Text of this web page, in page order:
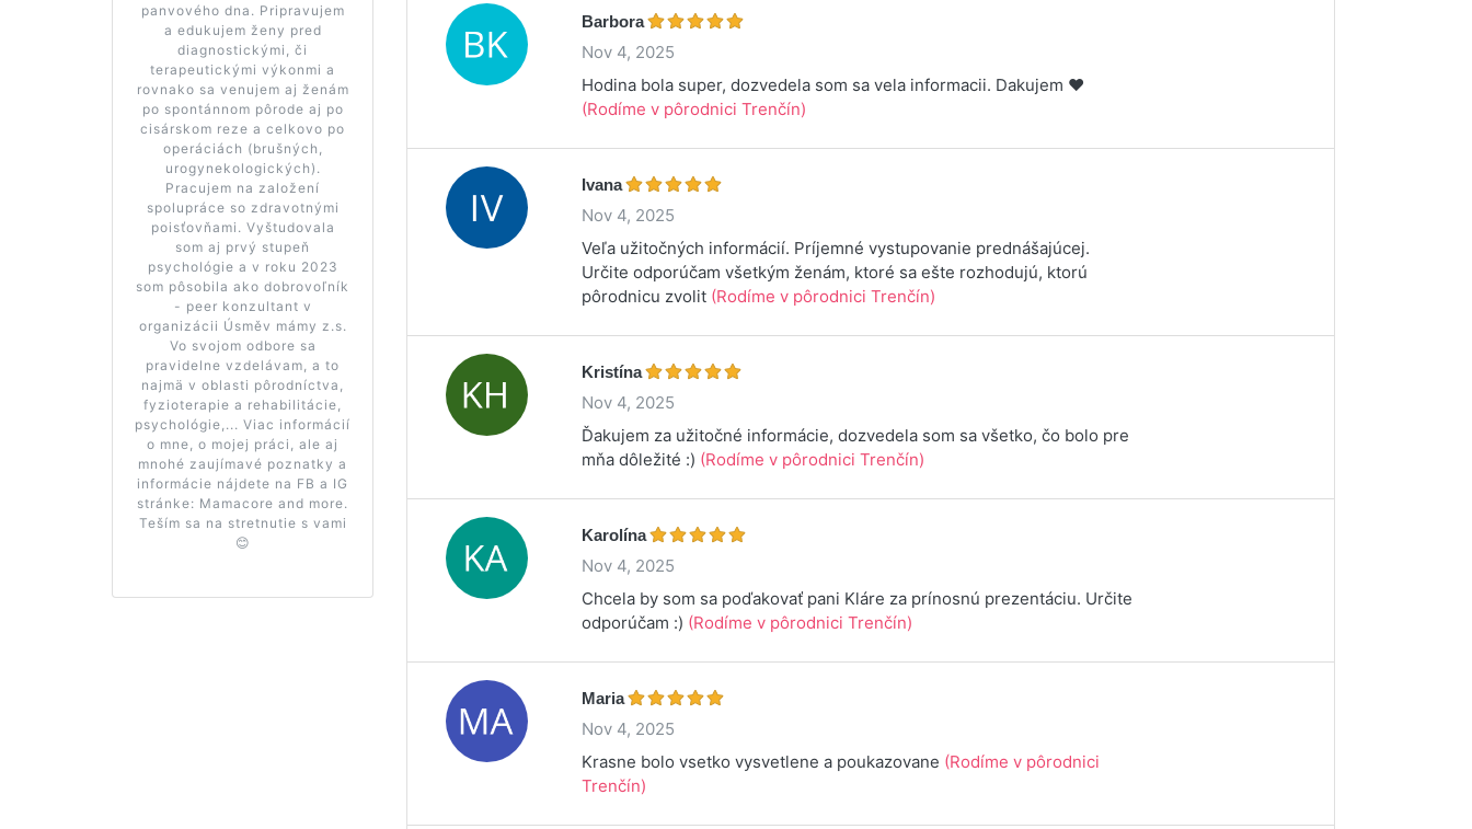
panvového dna. Pripravujem
a edukujem ženy pred
diagnostickými, či
terapeutickými výkonmi a
rovnako sa venujem aj ženám
po spontánnom pôrode aj po
cisárskom reze a celkovo po
operáciách (brušných,
urogynekologických).
Pracujem na založení
spolupráce so zdravotnými
poisťovňami. Vyštudovala
som aj prvý stupeň
psychológie a v roku 2023
som pôsobila ako dobrovoľník
- peer konzultant v
organizácii Úsměv mámy z.s.
Vo svojom odbore sa
pravidelne vzdelávam, a to
najmä v oblasti pôrodníctva,
fyzioterapie a rehabilitácie,
psychológie,... Viac informácií
o mne, o mojej práci, ale aj
mnohé zaujímavé poznatky a
informácie nájdete na FB a IG
stránke: Mamacore and more.
Teším sa na stretnutie s vami
😊
Barbora
Nov 4, 2025
Hodina bola super, dozvedela som sa vela informacii. Dakujem ❤️
(Rodíme v pôrodnici Trenčín)
Ivana
Nov 4, 2025
Veľa užitočných informácií. Príjemné vystupovanie prednášajúcej.
Určite odporúčam všetkým ženám, ktoré sa ešte rozhodujú, ktorú
pôrodnicu zvolit (Rodíme v pôrodnici Trenčín)
Kristína
Nov 4, 2025
Ďakujem za užitočné informácie, dozvedela som sa všetko, čo bolo pre
mňa dôležité :) (Rodíme v pôrodnici Trenčín)
Karolína
Nov 4, 2025
Chcela by som sa poďakovať pani Kláre za prínosnú prezentáciu. Určite
odporúčam :) (Rodíme v pôrodnici Trenčín)
Maria
Nov 4, 2025
Krasne bolo vsetko vysvetlene a poukazovane (Rodíme v pôrodnici
Trenčín)